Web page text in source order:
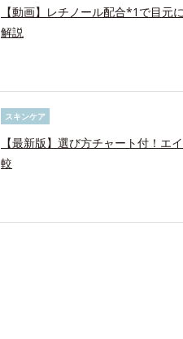
【動画】レチノール配合*1で目元
解説
スキンケア
【最新版】選び方チャート付！エ
較